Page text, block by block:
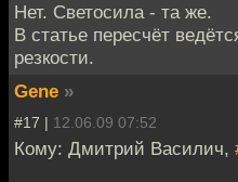
Нет. Светосила - та же.
В статье пересчёт
резкости.
Gene »
#17 | 12.06.09 07:52
Кому: Дмитрий Василич,